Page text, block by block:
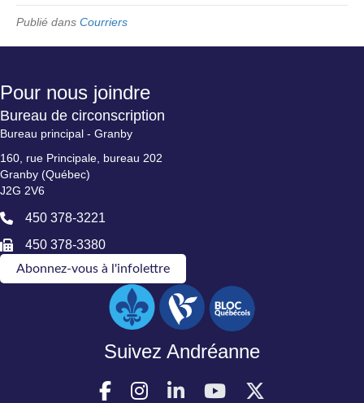
Publié dans Courriers
Pour nous joindre
Bureau de circonscription
Bureau principal - Granby
160, rue Principale, bureau 202
Granby (Québec)
J2G 2V6
450 378-3221
450 378-3380
Abonnez-vous à l'infolettre
Suivez Andréanne